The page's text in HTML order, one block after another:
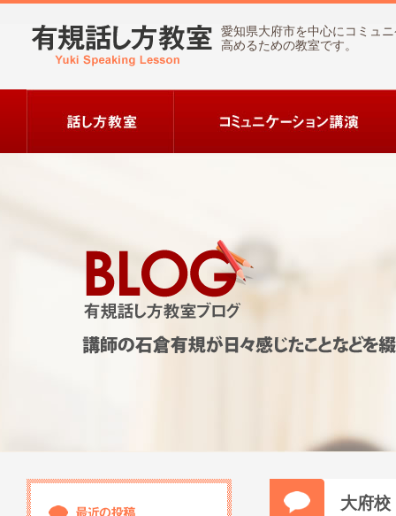
愛知県大府市を中心にコミュ
高めるための教室です。
大府